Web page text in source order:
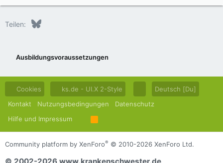
Teilen: Bluesky
Ausbildungsvoraussetzungen
Cookies ks.de - UI.X 2-Style
Deutsch [Du]
Kontakt
Nutzungsbedingungen
Datenschutz
Hilfe und Impressum
R
S
S
Community platform by XenForo® © 2010-2026 XenForo Ltd.